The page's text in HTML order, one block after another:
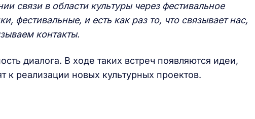
связи в области культуры через фестивальное
фестивальные, и есть как раз то, что связывает нас,
контакты.
диалога. В ходе таких встреч появляются идеи,
к реализации новых культурных проектов.